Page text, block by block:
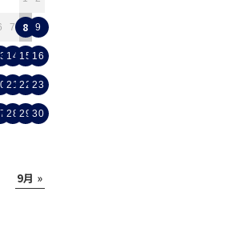
7 8 9
14 15 16
21 22 23
28 29 30
9月 »